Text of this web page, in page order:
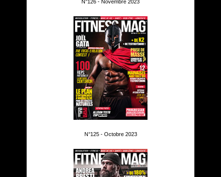
N°126 - Novembre 2023
N°125 - Octobre 2023